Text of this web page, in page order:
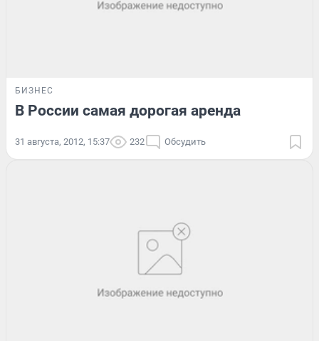
БИЗНЕС
В России самая дорогая аренда
31 августа, 2012, 15:37 232 Обсудить